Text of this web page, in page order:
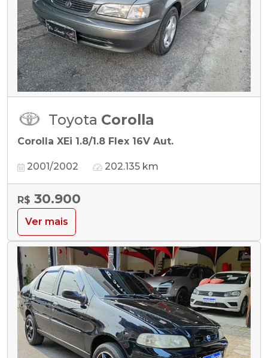
Toyota Corolla
Corolla XEi 1.8/1.8 Flex 16V Aut.
2001/2002 202.135 km
R$ 30.900
Ver mais